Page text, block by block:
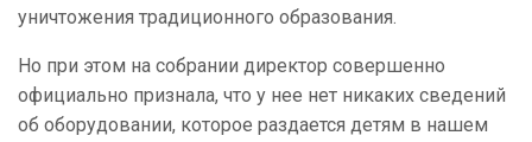
уничтожения традиционного образования.
Но при этом на собрании директор совершенно
официально признала, что у нее нет никаких сведений
об оборудовании, которое раздается детям в нашем